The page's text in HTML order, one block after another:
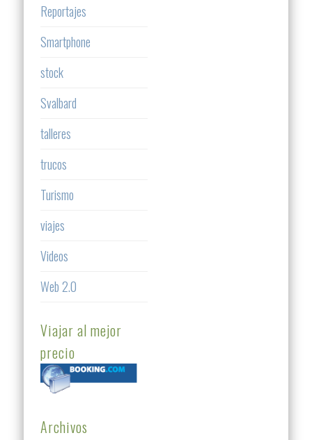
Reportajes
Smartphone
stock
Svalbard
talleres
trucos
Turismo
viajes
Videos
Web 2.0
Viajar al mejor
precio
Archivos